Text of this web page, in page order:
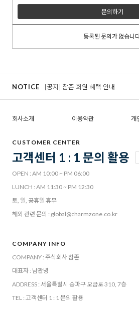
문의하기
등록된 문의가 없습니
NOTICE [공지] 참존 회원 혜택 안내
회사소개 이용약관 개
CUSTOMER CENTER
고객센터 1 : 1 문의 활용
OPEN : AM 10:00 ~ PM 06:00
LUNCH : AM 11:30 ~ PM 12:30
토, 일, 공휴일 휴무
해외 관련 문의 : global@charmzone.co.kr
COMPANY INFO
COMPANY : 주식회사 참존
대표자 : 남관녕
ADDRESS : 서울특별시 송파구 오금로 310, 7층
TEL : 고객센터 1 : 1 문의 활용